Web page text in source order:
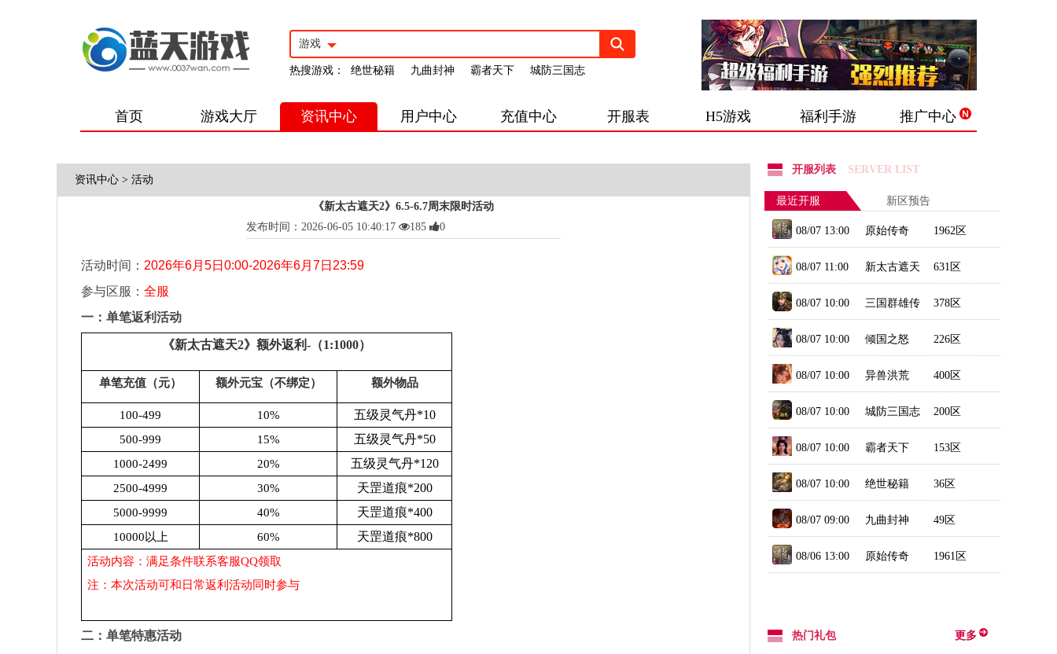
游戏
热搜游戏： 绝世秘籍 九曲封神 霸者天下 城防三国志
首页 游戏大厅 资讯中心 用户中心 充值中心 开服表 H5游戏 福利手游 推广中心
资讯中心 > 活动
《新太古遮天2》6.5-6.7周末限时活动
发布时间：2026-06-05 10:40:17
185 0
活动时间： 2026年6月5日0:00-2026年6月7日23:59
参与区服： 全服
一： 单笔返利活动
《新太古遮天2》额外返利-（1:1000）
单笔充值（元） 额外元宝（不绑定） 额外物品
100-499 10% 五级灵气丹*10
500-999 15% 五级灵气丹*50
1000-2499 20% 五级灵气丹*120
2500-4999 30% 天罡道痕*200
5000-9999 40% 天罡道痕*400
10000以上 60% 天罡道痕*800
活动内容：满足条件联系客服QQ领取
注：本次活动可和日常返利活动同时参与
二：单笔特惠活动
开服列表 SERVER LIST
最近开服
08/07 13:00 原始传奇 1962区
08/07 11:00 新太古遮天 631区
08/07 10:00 三国群雄传 378区
08/07 10:00 倾国之怒 226区
08/07 10:00 异兽洪荒 400区
08/07 10:00 城防三国志 200区
08/07 10:00 霸者天下 153区
08/07 10:00 绝世秘籍 36区
08/07 09:00 九曲封神 49区
08/06 13:00 原始传奇 1961区
新区预告
热门礼包 更多